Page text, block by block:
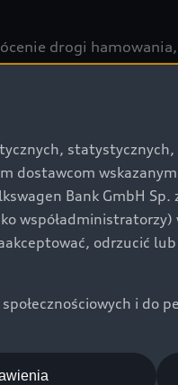
drogi hamowania,
dostawcom
Bank GmbH
odrzucić
i do